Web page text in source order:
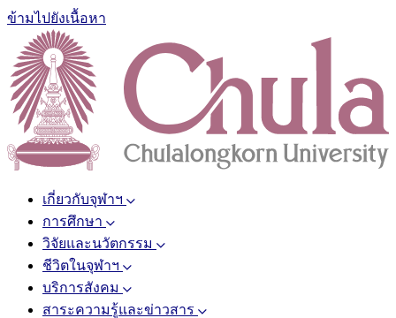
ข้ามไปยังเนื้อหา
เกี่ยวกับจุฬาฯ
การศึกษา
วิจัยและนวัตกรรม
ชีวิตในจุฬาฯ
บริการสังคม
สาระความรู้และข่าวสาร